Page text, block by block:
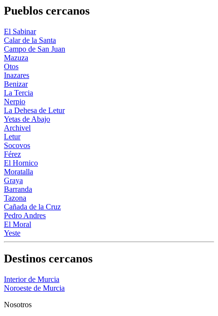
Pueblos cercanos
El Sabinar
Calar de la Santa
Campo de San Juan
Mazuza
Otos
Inazares
Benizar
La Tercia
Nerpio
La Dehesa de Letur
Yetas de Abajo
Archivel
Letur
Socovos
Férez
El Hornico
Moratalla
Graya
Barranda
Tazona
Cañada de la Cruz
Pedro Andres
El Moral
Yeste
Destinos cercanos
Interior de Murcia
Noroeste de Murcia
Nosotros